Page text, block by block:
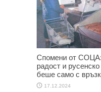
Спомени от
радост и
беше само с
17.12.2024